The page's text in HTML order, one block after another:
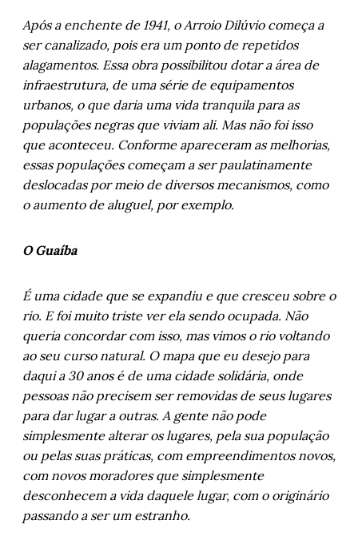
Após a enchente de 1941, o Arroio Dilúvio começa a
ser canalizado, pois era um ponto de repetidos
alagamentos. Essa obra possibilitou dotar a área de
infraestrutura, de uma série de equipamentos
urbanos, o que daria uma vida tranquila para as
populações negras que viviam ali. Mas não foi isso
que aconteceu. Conforme apareceram as melhorias,
essas populações começam a ser paulatinamente
deslocadas por meio de diversos mecanismos, como
o aumento de aluguel, por exemplo.
O Guaíba
É uma cidade que se expandiu e que cresceu sobre o
rio. E foi muito triste ver ela sendo ocupada. Não
queria concordar com isso, mas vimos o rio voltando
ao seu curso natural. O mapa que eu desejo para
daqui a 30 anos é de uma cidade solidária, onde
pessoas não precisem ser removidas de seus lugares
para dar lugar a outras. A gente não pode
simplesmente alterar os lugares, pela sua população
ou pelas suas práticas, com empreendimentos novos,
com novos moradores que simplesmente
desconhecem a vida daquele lugar, com o originário
passando a ser um estranho.